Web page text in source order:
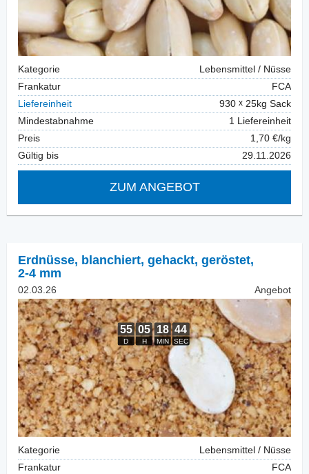
Kategorie
Lebensmittel / Nüsse
Frankatur
FCA
Liefereinheit
930
25kg Sack
Mindestabnahme
1 Liefereinheit
Preis
1,70 €/kg
Gültig bis
29.11.2026
ZUM ANGEBOT
Erdnüsse, blanchiert, gehackt, geröstet,
2-4 mm
02.03.26 Angebot
Kategorie
Lebensmittel / Nüsse
Frankatur
FCA